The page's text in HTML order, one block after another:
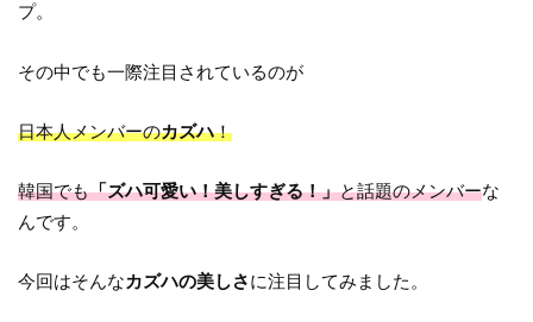
プ。
その中でも一際注目されているのが
日本人メンバーのカズハ！
韓国でも「ズハ可愛い！美しすぎる！」と話題のメンバーな
んです。
今回はそんなカズハの美しさに注目してみました。